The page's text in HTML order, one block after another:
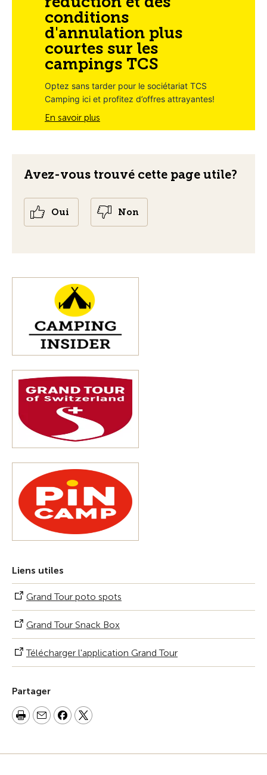
conditions
d'annulation plus
courtes sur les
campings TCS
Optez sans tarder pour le sociétariat TCS
Camping ici et profitez d’offres attrayantes!
En savoir plus
Avez-vous trouvé cette page utile?
Oui Non
Liens utiles
Grand Tour poto spots
Grand Tour Snack Box
Télécharger l'application Grand Tour
Partager